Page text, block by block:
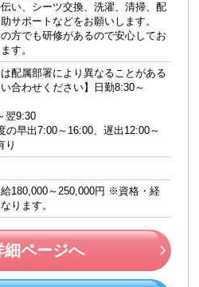
い、シーツ交換、洗濯、清掃、配
サポートなどをお願いします。
方でも研修があるので安心してお
す。
は配属部署により異なることがある
合わせください】日勤8:30～
翌9:30
の早出7:00～16:00、遅出12:00～
り
180,000～250,000円 ※資格・経
ります。
細ページへ